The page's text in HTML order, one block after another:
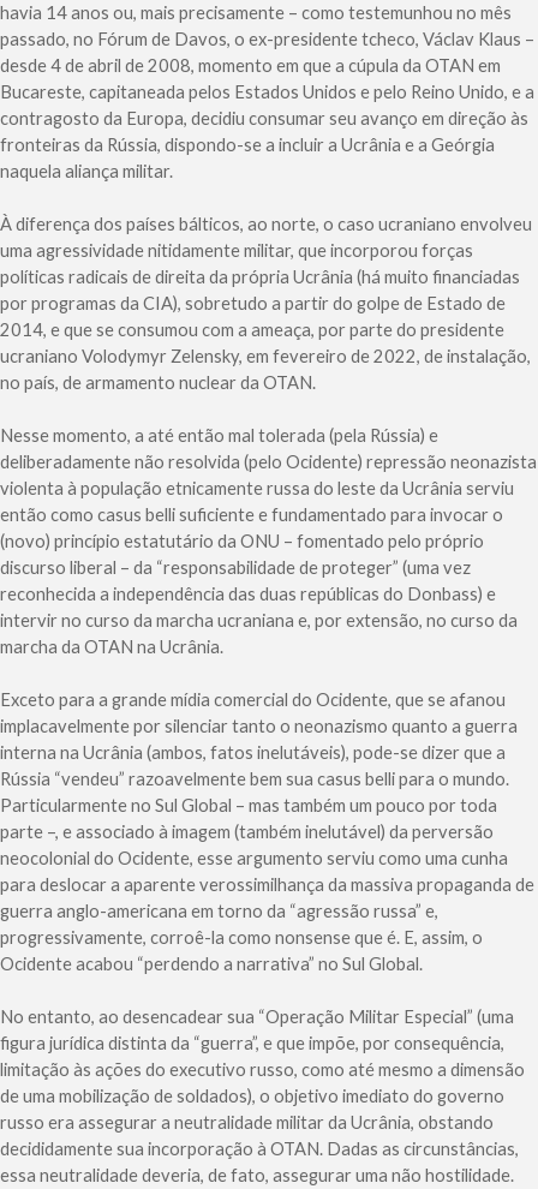
havia 14 anos ou, mais precisamente – como testemunhou no mês
passado, no Fórum de Davos, o ex-presidente tcheco, Václav Klaus –
desde 4 de abril de 2008, momento em que a cúpula da OTAN em
Bucareste, capitaneada pelos Estados Unidos e pelo Reino Unido, e a
contragosto da Europa, decidiu consumar seu avanço em direção às
fronteiras da Rússia, dispondo-se a incluir a Ucrânia e a Geórgia
naquela aliança militar.
À diferença dos países bálticos, ao norte, o caso ucraniano envolveu
uma agressividade nitidamente militar, que incorporou forças
políticas radicais de direita da própria Ucrânia (há muito financiadas
por programas da CIA), sobretudo a partir do golpe de Estado de
2014, e que se consumou com a ameaça, por parte do presidente
ucraniano Volodymyr Zelensky, em fevereiro de 2022, de instalação,
no país, de armamento nuclear da OTAN.
Nesse momento, a até então mal tolerada (pela Rússia) e
deliberadamente não resolvida (pelo Ocidente) repressão neonazista
violenta à população etnicamente russa do leste da Ucrânia serviu
então como casus belli suficiente e fundamentado para invocar o
(novo) princípio estatutário da ONU – fomentado pelo próprio
discurso liberal – da “responsabilidade de proteger” (uma vez
reconhecida a independência das duas repúblicas do Donbass) e
intervir no curso da marcha ucraniana e, por extensão, no curso da
marcha da OTAN na Ucrânia.
Exceto para a grande mídia comercial do Ocidente, que se afanou
implacavelmente por silenciar tanto o neonazismo quanto a guerra
interna na Ucrânia (ambos, fatos inelutáveis), pode-se dizer que a
Rússia “vendeu” razoavelmente bem sua casus belli para o mundo.
Particularmente no Sul Global – mas também um pouco por toda
parte –, e associado à imagem (também inelutável) da perversão
neocolonial do Ocidente, esse argumento serviu como uma cunha
para deslocar a aparente verossimilhança da massiva propaganda de
guerra anglo-americana em torno da “agressão russa” e,
progressivamente, corroê-la como nonsense que é. E, assim, o
Ocidente acabou “perdendo a narrativa” no Sul Global.
No entanto, ao desencadear sua “Operação Militar Especial” (uma
figura jurídica distinta da “guerra”, e que impõe, por consequência,
limitação às ações do executivo russo, como até mesmo a dimensão
de uma mobilização de soldados), o objetivo imediato do governo
russo era assegurar a neutralidade militar da Ucrânia, obstando
decididamente sua incorporação à OTAN. Dadas as circunstâncias,
essa neutralidade deveria, de fato, assegurar uma não hostilidade.